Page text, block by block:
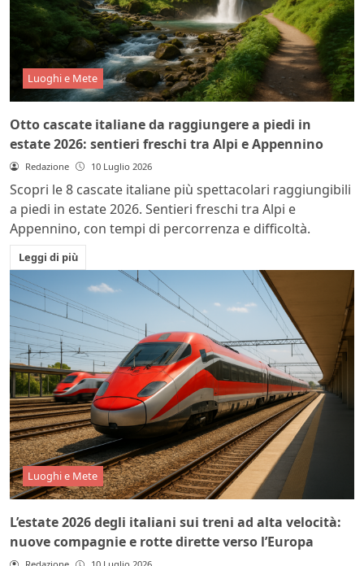
Luoghi e Mete
Otto cascate italiane da raggiungere a piedi in
estate 2026: sentieri freschi tra Alpi e Appennino
Redazione 10 Luglio 2026
Scopri le 8 cascate italiane più spettacolari raggiungibili
a piedi in estate 2026. Sentieri freschi tra Alpi e
Appennino, con tempi di percorrenza e difficoltà.
Leggi di più
Luoghi e Mete
L’estate 2026 degli italiani sui treni ad alta velocità:
nuove compagnie e rotte dirette verso l’Europa